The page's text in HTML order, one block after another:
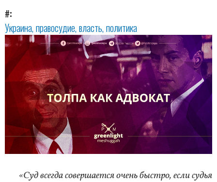
#
Украина правосудие власть политика
«Суд всегда совершается очень быстро, если судья